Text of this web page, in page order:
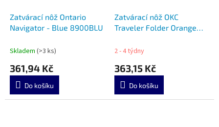
Zatvárací nôž Ontario
Navigator - Blue 8900BLU
Skladem (>3 ks)
361,94 Kč
Do košíku
Zatvárací nôž OKC
Traveler Folder Orange
2 - 4 týdny
363,15 Kč
Do košíku